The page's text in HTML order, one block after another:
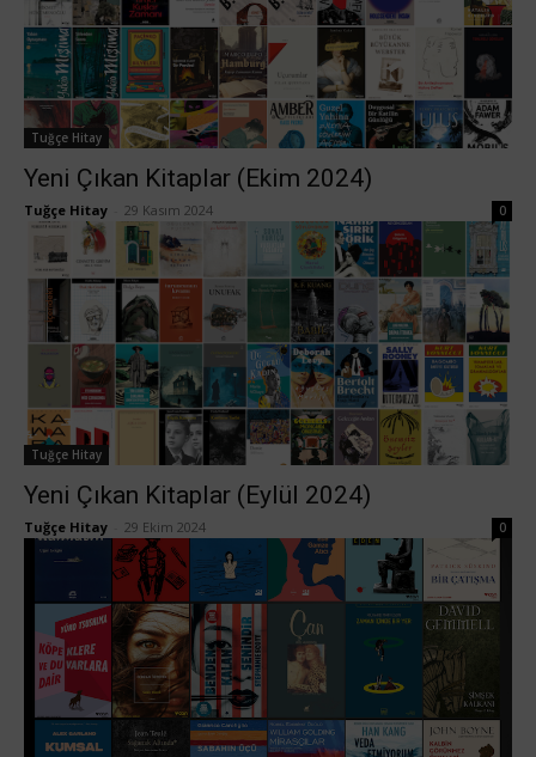
Tuğçe Hitay
Yeni Çıkan Kitaplar (Ekim 2024)
Tuğçe Hitay 29 Kasım 2024 0
Tuğçe Hitay
Yeni Çıkan Kitaplar (Eylül 2024)
Tuğçe Hitay 29 Ekim 2024 0